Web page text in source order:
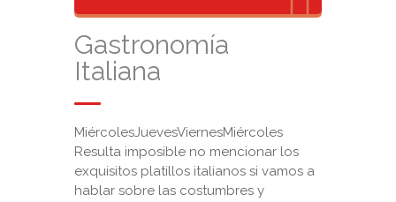
Gastronomía
Italiana
MiércolesJuevesViernesMiércoles
Resulta imposible no mencionar los
exquisitos platillos italianos si vamos a
hablar sobre las costumbres y